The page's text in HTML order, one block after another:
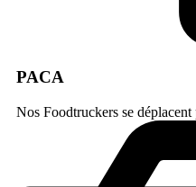
PACA
Nos Foodtruckers se